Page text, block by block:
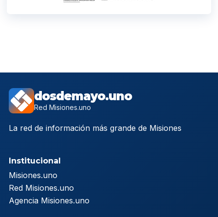
dosdemayo.uno
Red Misiones.uno
La red de información más grande de Misiones
Institucional
Misiones.uno
Red Misiones.uno
Agencia Misiones.uno